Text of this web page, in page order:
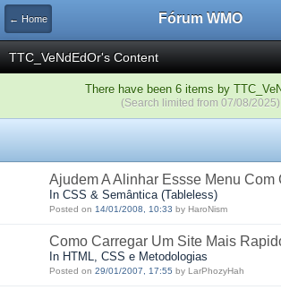
← Home Fórum WMO
TTC_VeNdEdOr's Content
There have been 6 items by
(Search limited from 07/08/2025)
Ajudem A Alinhar Essse Menu Com
In CSS & Semântica (Tableless)
Posted on 14/01/2008, 10:33 by HaroNism
Como Carregar Um Site Mais
In HTML, CSS e Metodologias
Posted on 29/01/2007, 17:55 by LarPhozyHah